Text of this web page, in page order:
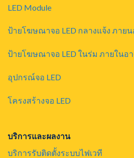
LED Module
ป้ายโฆษณาจอ LED กลางแจ้ง ภาย
ป้ายโฆษณาจอ LED ในร่ม ภายในอ
อุปกรณ์จอ LED
โครงสร้างจอ LED
บริการและผลงาน
บริการรับติดตั้งระบบไฟเวที